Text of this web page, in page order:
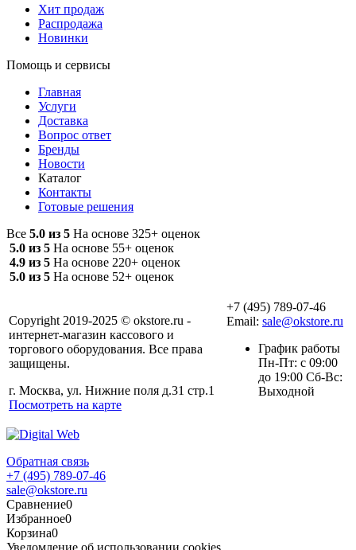
Хит продаж
Распродажа
Новинки
Помощь и сервисы
Главная
Услуги
Доставка
Вопрос ответ
Бренды
Новости
Каталог
Контакты
Готовые решения
Все 5.0 из 5 На основе 325+ оценок
5.0 из 5 На основе 55+ оценок
4.9 из 5 На основе 220+ оценок
5.0 из 5 На основе 52+ оценок
Copyright 2019-2025 © okstore.ru -
интернет-магазин кассового и
торгового оборудования. Все права
защищены.
г. Москва, ул. Нижние поля д.31 стр.1
Посмотреть на карте
+7 (495) 789-07-46
Email: sale@okstore.ru
График работы
Пн-Пт: с 09:00
до 19:00 Сб-Вс:
Выходной
Обратная связь
+7 (495) 789-07-46
sale@okstore.ru
Сравнение0
Избранное0
Корзина0
Уведомление об использовании cookies